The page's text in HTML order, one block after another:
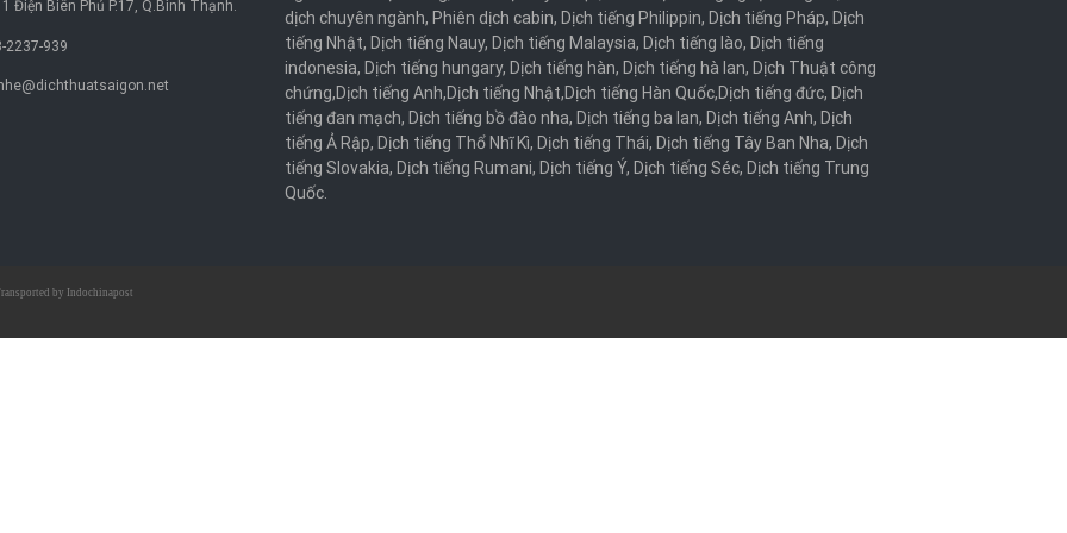
Điện Biên Phủ P.17, Q.Bình Thạnh.
2237-939
dịch chuyên ngành, Phiên dịch cabin, Dịch tiếng Philippin, Dịch tiếng Pháp, Dịch
tiếng Nhật, Dịch tiếng Nauy, Dịch tiếng Malaysia, Dịch tiếng lào, Dịch tiếng
indonesia, Dịch tiếng hungary, Dịch tiếng hàn, Dịch tiếng hà lan, Dịch Thuật công
chứng,Dịch tiếng Anh,Dịch tiếng Nhật,Dịch tiếng Hàn Quốc,Dịch tiếng đức, Dịch
tiếng đan mạch, Dịch tiếng bồ đào nha, Dịch tiếng ba lan, Dịch tiếng Anh, Dịch
tiếng Ả Rập, Dịch tiếng Thổ Nhĩ Kì, Dịch tiếng Thái, Dịch tiếng Tây Ban Nha, Dịch
tiếng Slovakia, Dịch tiếng Rumani, Dịch tiếng Ý, Dịch tiếng Séc, Dịch tiếng Trung
Quốc.
by Indochinapost